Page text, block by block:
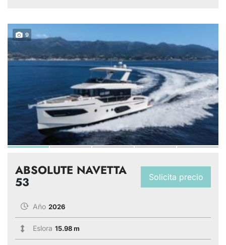
9
Solicita precio
ABSOLUTE NAVETTA
53
Año 2026
Eslora 15.98 m